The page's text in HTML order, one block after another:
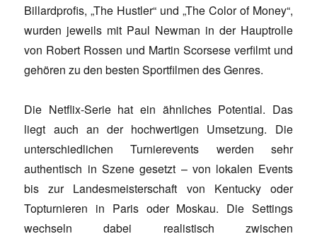
Billardprofis, „The Hustler“ und „The Color of Money“,
wurden jeweils mit Paul Newman in der Hauptrolle
von Robert Rossen und Martin Scorsese verfilmt und
gehören zu den besten Sportfilmen des Genres.
Die Netflix-Serie hat ein ähnliches Potential. Das
liegt auch an der hochwertigen Umsetzung. Die
unterschiedlichen Turnierevents werden sehr
authentisch in Szene gesetzt – von lokalen Events
bis zur Landesmeisterschaft von Kentucky oder
Topturnieren in Paris oder Moskau. Die Settings
wechseln dabei realistisch zwischen